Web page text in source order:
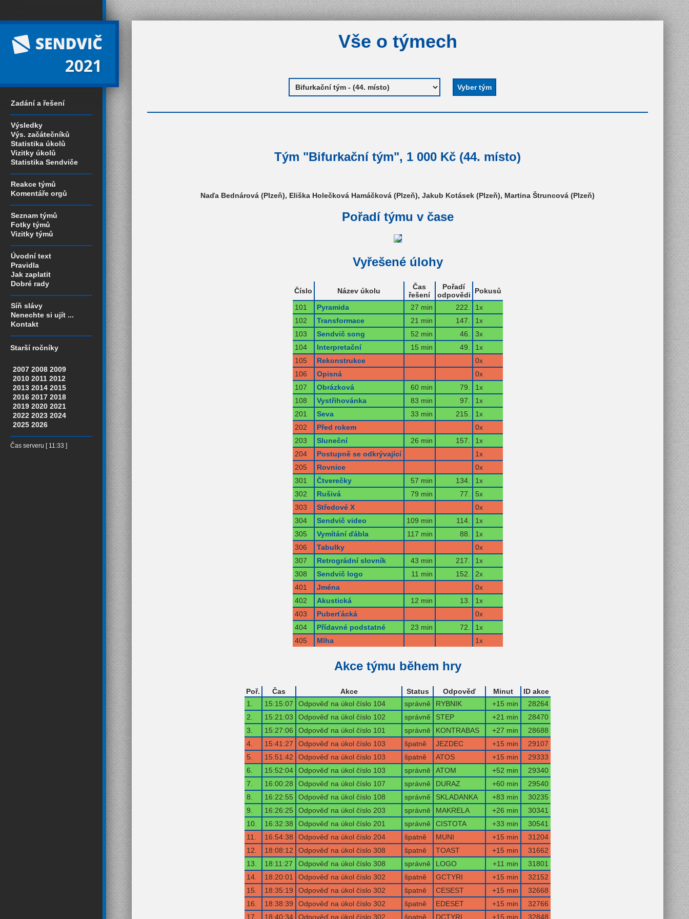
2021
Zadání a řešení
Výsledky
Výs. začátečníků
Statistika úkolů
Vizitky úkolů
Statistika Sendviče
Reakce týmů
Komentáře orgů
Seznam týmů
Fotky týmů
Vizitky týmů
Úvodní text
Pravidla
Jak zaplatit
Dobré rady
Síň slávy
Nenechte si ujít ...
Kontakt
Starší ročníky
2007 2008 2009
2010 2011 2012
2013 2014 2015
2016 2017 2018
2019 2020 2021
2022 2023 2024
2025 2026
Čas serveru [ 11:33 ]
Vše o týmech
Tým "Bifurkační tým", 1 000 Kč (44. místo)
Naďa Bednárová (Plzeň), Eliška Holečková Hamáčková (Plzeň), Jakub Kotásek (Plzeň), Martina Štruncová (Plzeň)
Pořadí týmu v čase
Vyřešené úlohy
Číslo Název úkolu
Čas
řešení
Pořadí
odpovědi
Pokusů
101
Pyramida 27 min 222.
1x
102
Transformace 21 min 147.
1x
103
Sendvič song 52 min 46.
3x
104
Interpretační 15 min 49.
1x
105
Rekonstrukce
0x
106
Opisná
0x
107
Obrázková 60 min 79.
1x
108
Vystřihovánka 83 min 97.
1x
201
Seva 33 min 215.
1x
202
Před rokem
0x
203
Sluneční 26 min 157.
1x
204
Postupně se odkrývající
1x
205
Rovnice
0x
301
Čtverečky 57 min 134.
1x
302
Rušivá 79 min 77.
5x
303
Středové X
0x
304
Sendvič video 109 min 114.
1x
305
Vymítání ďábla 117 min 88.
1x
306
Tabulky
0x
307
Retrográdní slovník 43 min 217.
1x
308
Sendvič logo 11 min 152.
2x
401
Jména
0x
402
Akustická 12 min 13.
1x
403
Puberťácká
0x
404
Přídavné podstatné 23 min 72.
1x
405
Mlha 1x
Akce týmu během hry
Poř. Čas Akce Status Odpověď Minut
ID akce
1.
15:15:07 Odpověď na úkol číslo 104 správně RYBNIK +15 min
28264
2.
15:21:03 Odpověď na úkol číslo 102 správně STEP +21 min
28470
3.
15:27:06 Odpověď na úkol číslo 101 správně KONTRABAS +27 min
28688
4.
15:41:27 Odpověď na úkol číslo 103 špatně JEZDEC +15 min
29107
5.
15:51:42 Odpověď na úkol číslo 103 špatně ATOS +15 min
29333
6.
15:52:04 Odpověď na úkol číslo 103 správně ATOM +52 min
29340
7.
16:00:28 Odpověď na úkol číslo 107 správně DURAZ +60 min
29540
8.
16:22:55 Odpověď na úkol číslo 108 správně SKLADANKA +83 min
30235
9.
16:26:25 Odpověď na úkol číslo 203 správně MAKRELA +26 min
30341
10.
16:32:38 Odpověď na úkol číslo 201 správně CISTOTA +33 min
30541
11.
16:54:38 Odpověď na úkol číslo 204 špatně MUNI +15 min
31204
12.
18:08:12 Odpověď na úkol číslo 308 špatně TOAST +15 min
31662
13.
18:11:27 Odpověď na úkol číslo 308 správně LOGO +11 min
31801
14.
18:20:01 Odpověď na úkol číslo 302 špatně GCTYRI +15 min
32152
15.
18:35:19 Odpověď na úkol číslo 302 špatně CESEST +15 min
32668
16.
18:38:39 Odpověď na úkol číslo 302 špatně EDESET +15 min
32766
17.
18:40:34 Odpověď na úkol číslo 302 špatně DCTYRI +15 min 32848